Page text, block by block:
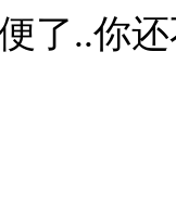
了..你